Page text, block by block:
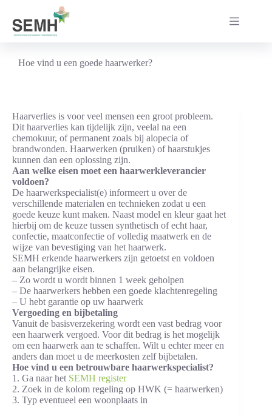
inhoud
Hoe vind u een goede haarwerker?
Haarverlies is voor veel mensen een groot probleem.
Dit haarverlies kan tijdelijk zijn, veelal na een
chemokuur, of permanent zoals bij alopecia of
brandwonden. Haarwerken (pruiken) of haarstukjes
kunnen dan een oplossing zijn.
Aan welke eisen moet een haarwerkleverancier
voldoen?
De haarwerkspecialist(e) informeert u over de
verschillende materialen en technieken zodat u een
goede keuze kunt maken. Naast model en kleur gaat het
hierbij om de keuze tussen synthetisch of echt haar,
confectie, maatconfectie of volledig maatwerk en de
wijze van bevestiging van het haarwerk.
SEMH erkende haarwerkers zijn getoetst en voldoen
aan belangrijke eisen.
– Zo wordt u wordt binnen 1 week geholpen
– De haarwerkers hebben een goede klachtenregeling
– U hebt garantie op uw haarwerk
Vergoeding en bijbetaling
Vanuit de basisverzekering wordt een vast bedrag voor
een haarwerk vergoed. Voor dit bedrag is het mogelijk
om een haarwerk aan te schaffen. Wilt u echter meer en
anders dan moet u de meerkosten zelf bijbetalen.
Hoe vind u een betrouwbare haarwerkspecialist?
1. Ga naar het SEMH register
2. Zoek in de kolom regeling op HWK (= haarwerken)
3. Typ eventueel een woonplaats in